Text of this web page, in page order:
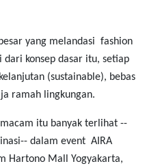
yang melandasi fashion
konsep dasar itu, setiap
(sustainable), bebas
ramah lingkungan.
itu banyak terlihat --
dalam event AIRA
Hartono Mall Yogyakarta,